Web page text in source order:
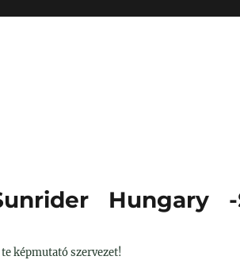
Hungary
képmutató szervezet!